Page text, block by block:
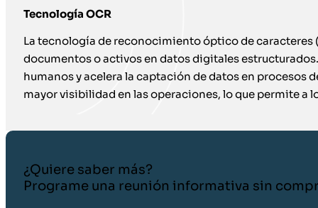
Tecnología OCR
La tecnología de reconocimiento óptico de
documentos o activos en datos digitales
humanos y acelera la captación de datos en procesos
mayor visibilidad en las operaciones, lo que permite
¿Quiere saber más?
Programe una reunión informativa sin